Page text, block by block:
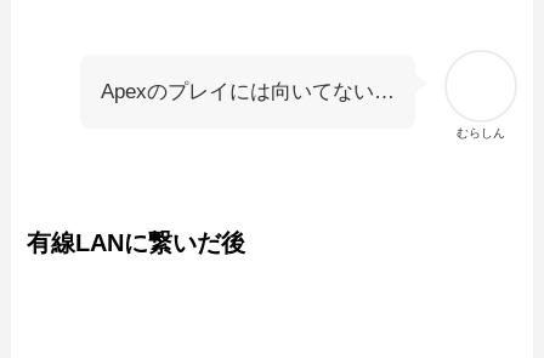
むらしん
Apexのプレイには向いてない…
有線LANに繋いだ後